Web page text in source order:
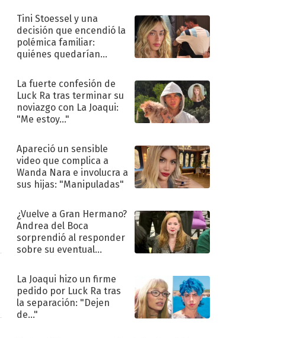
Tini Stoessel y una
decisión que encendió la
polémica familiar:
quiénes quedarían
La fuerte confesión de
Luck Ra tras terminar su
noviazgo con La Joaqui:
"Me estoy..."
Apareció un sensible
video que complica a
Wanda Nara e involucra a
sus hijas: "Manipuladas"
¿Vuelve a Gran Hermano?
Andrea del Boca
sorprendió al responder
sobre su eventual
La Joaqui hizo un firme
pedido por Luck Ra tras
la separación: "Dejen
de..."